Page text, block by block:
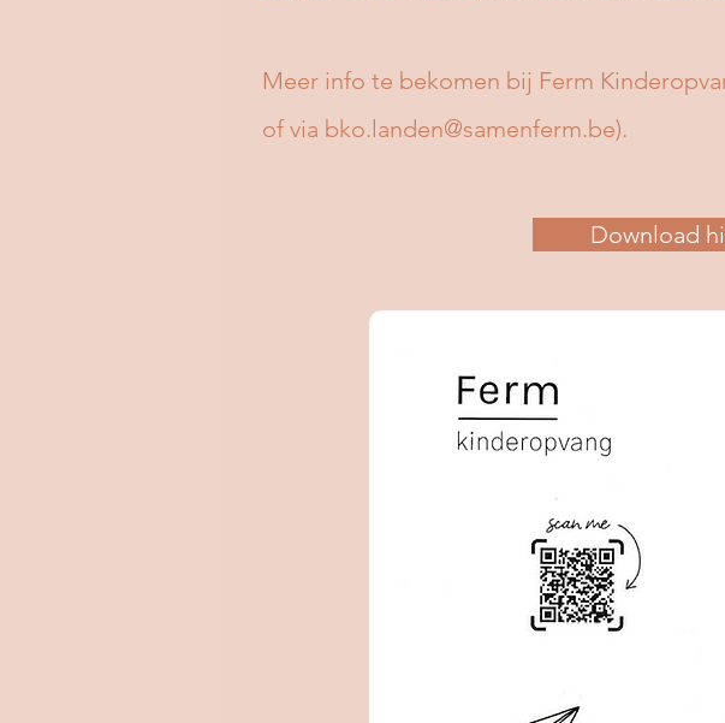
Meer info te bekomen bij Ferm
of via bko.landen@samenferm.be).
Download